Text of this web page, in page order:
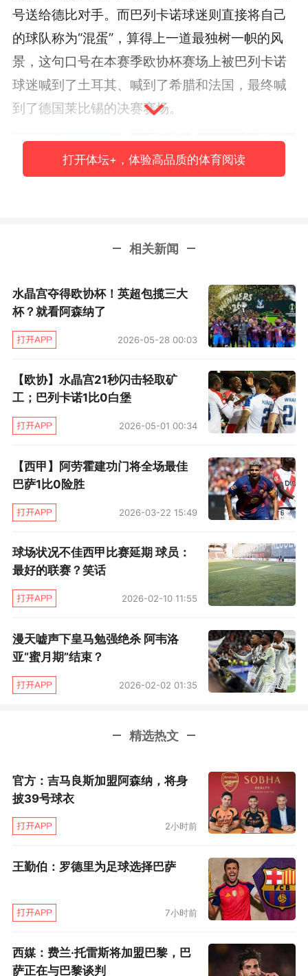
号送给德比对手。而巴列卡诺球迷则直接将自己
的球队称为“混蛋”，算得上一道最独树一帜的风
景，这句口号在本赛季欧协杯赛场上被巴列卡诺
球迷喊到了土耳其、喊到了希腊和法国，最终喊
到了德国莱比锡的决赛赛场。
纯粹的街区球队
西班牙媒体曾经在马德里街头做过一次对本地民
众的采访，问题是：“你最不愿意居住在马德里的
哪一个区？”绝大多数人都选了位于马德里东南角
的巴列卡斯街区，理由有很多，比如巴列卡斯街
区房屋过于老旧；偷窃和犯罪率始终居高不下；
来自非洲和南美的移民过多等等。对于马德里巴
列卡斯这个位于城市南部，由不计其数的移民构
成的街区而言，这里的人民自称为“混蛋”不仅是
一种自嘲精神，也是他们心中的骄傲所在：我们
区的这家俱乐部是本赛季西班牙欧战走得最远的
球队，如今全西班牙都在给我们加油，都在喊
着“混蛋巴列卡诺”！
都会球场所在的马德里富人区仿佛两个世界，房
屋鳞次栉比但基本都无比老旧，街边充斥着南美
人开的小餐馆和北非人运营的烟店。在这里，没
人能感觉到任何欧洲都市气息，却更像是在南美
区在马德里独具一格，这里人口众多，绝大多数
都是外来移民和工人阶级群体，仿佛一处“城中
国”那般。这里房屋老旧且基建不佳，房价常年在
打开体坛+，体验高品质的体育阅读
相关新闻
水晶宫夺得欧协杯！英超包揽三大
杯？就看阿森纳了
2026-05-28 00:03
【欧协】水晶宫21秒闪击轻取矿
工；巴列卡诺1比0白堡
2026-05-01 00:34
【西甲】阿劳霍建功门将全场最佳
巴萨1比0险胜
2026-03-22 15:49
球场状况不佳西甲比赛延期 球员：
最好的联赛？笑话
2026-02-10 11:55
漫天嘘声下皇马勉强绝杀 阿韦洛
亚“蜜月期”结束？
2026-02-02 01:35
精选热文
官方：吉马良斯加盟阿森纳，将身
披39号球衣
2小时前
王勤伯：罗德里为足球选择巴萨
7小时前
西媒：费兰·托雷斯将加盟巴黎，巴
萨正在与巴黎谈判